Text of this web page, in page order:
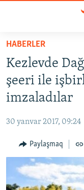
Esas
qaytmaq
Baş
navigatsiyağa
qaytmaq
Qıdıruvğa
qaytmaq
HABERLER
İQTİSADİYAT
MEDENİYET
İNSAN AQLARI
VİDEO
SÜRET
HABERLER
Kezlevde
şeeri ile
imzaladılar
30 yanvar 2017, 09:24
Paylaşmaq